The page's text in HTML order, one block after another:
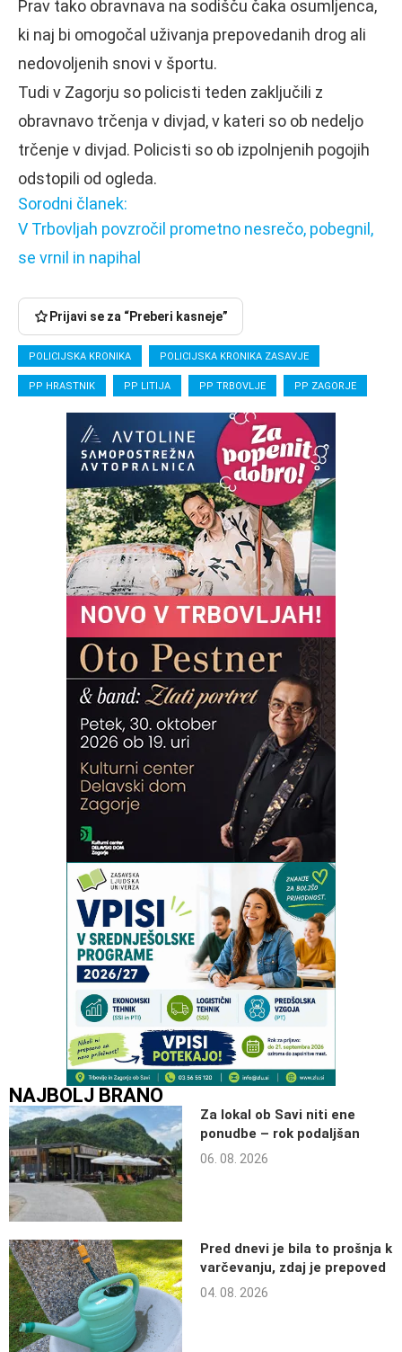
Prav tako obravnava na sodišču čaka osumljenca,
ki naj bi omogočal uživanja prepovedanih drog ali
nedovoljenih snovi v športu.
Tudi v Zagorju so policisti teden zaključili z
obravnavo trčenja v divjad, v kateri so ob nedeljo
trčenje v divjad. Policisti so ob izpolnjenih pogojih
odstopili od ogleda.
Sorodni članek:
V Trbovljah povzročil prometno nesrečo, pobegnil,
se vrnil in napihal
Prijavi se za “Preberi kasneje”
POLICIJSKA KRONIKA POLICIJSKA KRONIKA ZASAVJE
PP HRASTNIK PP LITIJA PP TRBOVLJE PP ZAGORJE
NAJBOLJ BRANO
Za lokal ob Savi niti ene
ponudbe – rok podaljšan
06. 08. 2026
Pred dnevi je bila to prošnja k
varčevanju, zdaj je prepoved
04. 08. 2026